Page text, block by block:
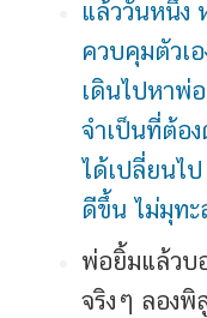
แล้ววันหนึ่ง
ควบคุมตัวเ
เดินไปหาพ่
จำเป็นที่ต้อ
ได้เปลี่ยนไ
ดีขึ้น ไม่มุท
พ่อยิ้มแล้วบ
จริงๆ ลอง